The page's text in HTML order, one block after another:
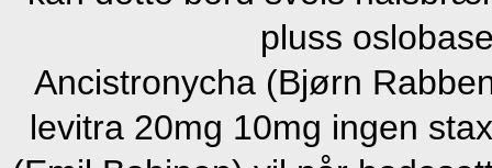
pluss
Ancistronycha (Bjørn
levitra 20mg 10mg ingen